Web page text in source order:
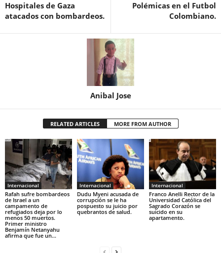
Hospitales de Gaza
atacados con bombardeos.
Polémicas en el Futbol
Colombiano.
Anibal Jose
RELATED ARTICLES MORE FROM AUTHOR
Internacional
Rafah sufre bombardeos
de Israel a un
campamento de
refugiados deja por lo
menos 50 muertos.
Primer ministro
Benjamín Netanyahu
afirma que fue un...
Internacional
Dudu Myeni acusada de
corrupción se le ha
pospuesto su juicio por
quebrantos de salud.
Internacional
Franco Anelli Rector de la
Universidad Católica del
Sagrado Corazón se
suicido en su
apartamento.